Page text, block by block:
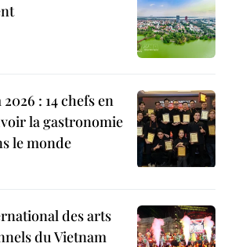
: 14 chefs en
la gastronomie
le monde
des arts
du Vietnam